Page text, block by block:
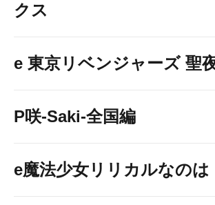
クス
e 東京リベンジャーズ 聖
P咲-Saki-全国編
e魔法少女リリカルなのは